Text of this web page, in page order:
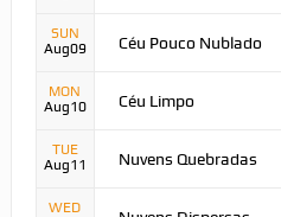
SUN
Aug09
Céu Pouco Nublado
MON
Aug10
Céu Limpo
TUE
Aug11
Nuvens Quebradas
WED